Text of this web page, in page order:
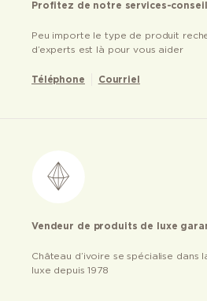
Profitez de notre services-
Peu importe le type de produit
d’experts est là pour vous aider
Téléphone Courriel
Vendeur de produits de luxe
Château d’ivoire se spécialise dans
luxe depuis 1978